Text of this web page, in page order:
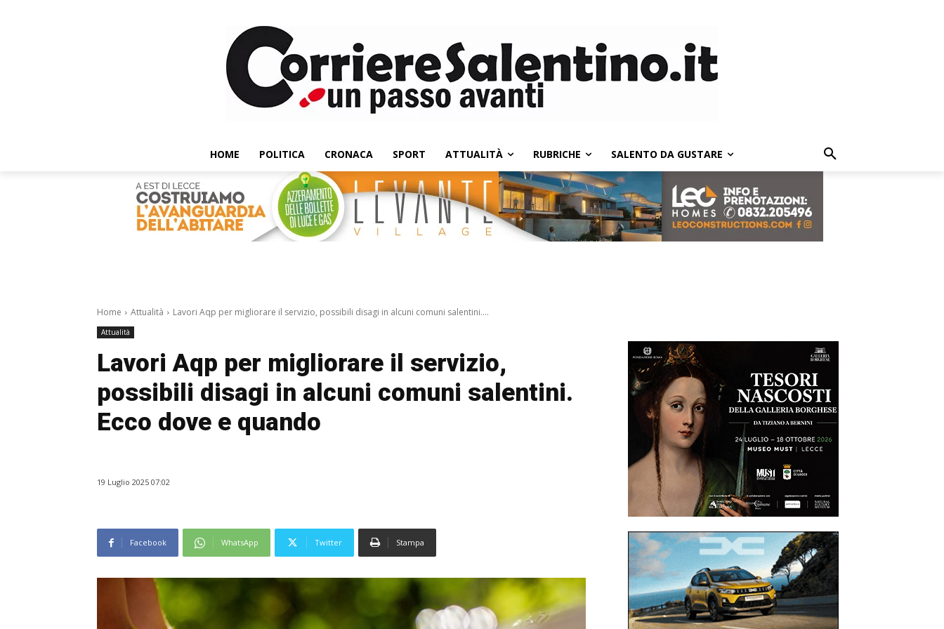
HOME POLITICA CRONACA SPORT ATTUALITÀ RUBRICHE SALENTO DA GUSTARE
Home Attualità Lavori Aqp per migliorare il servizio, possibili disagi in alcuni comuni salentini....
Attualità
Lavori Aqp per migliorare il servizio,
possibili disagi in alcuni comuni salentini.
Ecco dove e quando
19 Luglio 2025 07:02
Facebook WhatsApp Twitter Stampa